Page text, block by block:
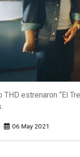
estrenaron “El
06 May 2021